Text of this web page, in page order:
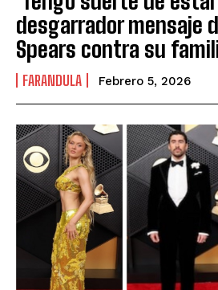
desgarrador mensaje
Spears contra su
FARANDULA Febrero 5, 2026